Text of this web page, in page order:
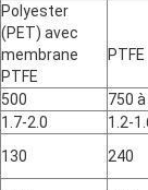
Polyester
(PET) avec
membrane
PTFE
PTFE
500 750
1.7-2.0 1.2-
130 240